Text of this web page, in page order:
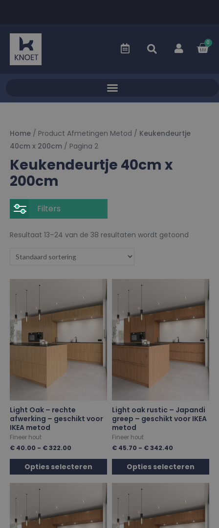
0
Home / Product Afmetingen Metod / Keukendeurtje
40cm x 200cm / Pagina 2
Keukendeurtje 40cm x
200cm
Filters
Resultaat 13–24 van de 38 resultaten wordt getoond
Light Oak – rechte
afwerking – geschikt voor
IKEA metod
Fineer hout
€ 40.00 - €322.00
Opties selecteren
Light oak rustic – Japandi
greep – geschikt voor IKEA
metod
Fineer hout
€ 45.70 - €342.40
Opties selecteren